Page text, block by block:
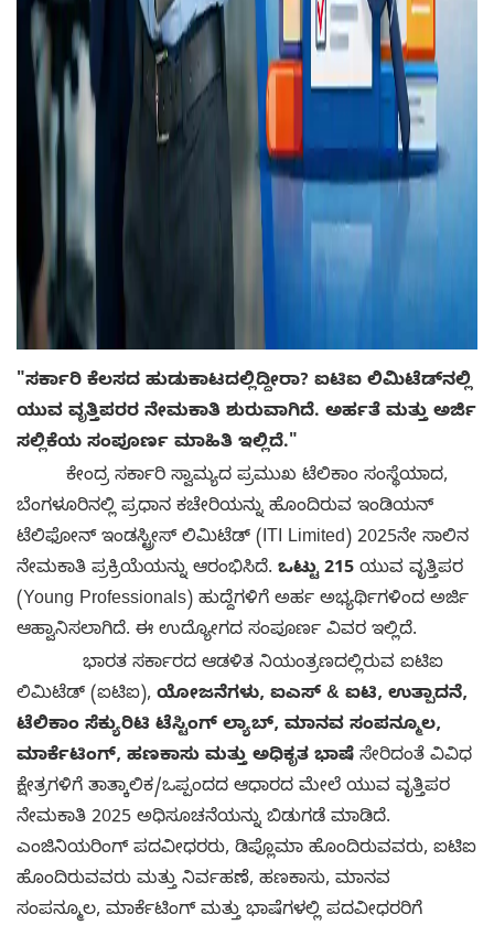
"ಸರ್ಕಾರಿ ಕೆಲಸದ ಹುಡುಕಾಟದಲ್ಲಿದ್ದೀರಾ? ಐಟಿಐ ಲಿಮಿಟೆಡ್‌ನಲ್ಲಿ
ಯುವ ವೃತ್ತಿಪರರ ನೇಮಕಾತಿ ಶುರುವಾಗಿದೆ. ಅರ್ಹತೆ ಮತ್ತು ಅರ್ಜಿ
ಸಲ್ಲಿಕೆಯ ಸಂಪೂರ್ಣ ಮಾಹಿತಿ ಇಲ್ಲಿದೆ."
ಕೇಂದ್ರ ಸರ್ಕಾರಿ ಸ್ವಾಮ್ಯದ ಪ್ರಮುಖ ಟೆಲಿಕಾಂ ಸಂಸ್ಥೆಯಾದ,
ಬೆಂಗಳೂರಿನಲ್ಲಿ ಪ್ರಧಾನ ಕಚೇರಿಯನ್ನು ಹೊಂದಿರುವ ಇಂಡಿಯನ್
ಟೆಲಿಫೋನ್ ಇಂಡಸ್ಟ್ರೀಸ್ ಲಿಮಿಟೆಡ್ (ITI Limited) 2025ನೇ ಸಾಲಿನ
ನೇಮಕಾತಿ ಪ್ರಕ್ರಿಯೆಯನ್ನು ಆರಂಭಿಸಿದೆ. ಒಟ್ಟು 215 ಯುವ ವೃತ್ತಿಪರ
(Young Professionals) ಹುದ್ದೆಗಳಿಗೆ ಅರ್ಹ ಅಭ್ಯರ್ಥಿಗಳಿಂದ ಅರ್ಜಿ
ಆಹ್ವಾನಿಸಲಾಗಿದೆ. ಈ ಉದ್ಯೋಗದ ಸಂಪೂರ್ಣ ವಿವರ ಇಲ್ಲಿದೆ.
ಭಾರತ ಸರ್ಕಾರದ ಆಡಳಿತ ನಿಯಂತ್ರಣದಲ್ಲಿರುವ ಐಟಿಐ
ಲಿಮಿಟೆಡ್ (ಐಟಿಐ), ಯೋಜನೆಗಳು, ಐಎಸ್ & ಐಟಿ, ಉತ್ಪಾದನೆ,
ಟೆಲಿಕಾಂ ಸೆಕ್ಯುರಿಟಿ ಟೆಸ್ಟಿಂಗ್ ಲ್ಯಾಬ್, ಮಾನವ ಸಂಪನ್ಮೂಲ,
ಮಾರ್ಕೆಟಿಂಗ್, ಹಣಕಾಸು ಮತ್ತು ಅಧಿಕೃತ ಭಾಷೆ ಸೇರಿದಂತೆ ವಿವಿಧ
ಕ್ಷೇತ್ರಗಳಿಗೆ ತಾತ್ಕಾಲಿಕ/ಒಪ್ಪಂದದ ಆಧಾರದ ಮೇಲೆ ಯುವ ವೃತ್ತಿಪರ
ನೇಮಕಾತಿ 2025 ಅಧಿಸೂಚನೆಯನ್ನು ಬಿಡುಗಡೆ ಮಾಡಿದೆ.
ಎಂಜಿನಿಯರಿಂಗ್ ಪದವೀಧರರು, ಡಿಪ್ಲೊಮಾ ಹೊಂದಿರುವವರು, ಐಟಿಐ
ಹೊಂದಿರುವವರು ಮತ್ತು ನಿರ್ವಹಣೆ, ಹಣಕಾಸು, ಮಾನವ
ಸಂಪನ್ಮೂಲ, ಮಾರ್ಕೆಟಿಂಗ್ ಮತ್ತು ಭಾಷೆಗಳಲ್ಲಿ ಪದವೀಧರರಿಗೆ